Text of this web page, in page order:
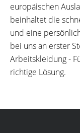
europäischen
beinhaltet die
und eine
bei uns an erster
Arbeitskleidung -
richtige Lösung.